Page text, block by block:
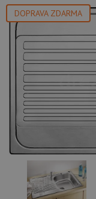
DOPRAVA ZDARMA